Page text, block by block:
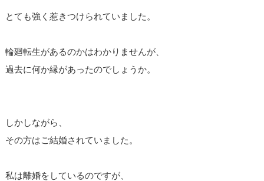
とても強く惹きつけられていました。
輪廻転生があるのかはわかりませんが、
過去に何か縁があったのでしょうか。
しかしながら、
その方はご結婚されていました。
私は離婚をしているのですが、